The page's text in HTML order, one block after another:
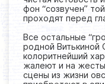
фон “созвучен”
проходят перед
Все остальные
родной Витькиной
колоритнейший
жалеют и на жесты
сцены из жизни